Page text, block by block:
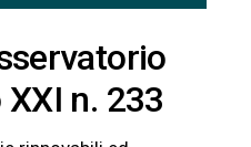
n. 233